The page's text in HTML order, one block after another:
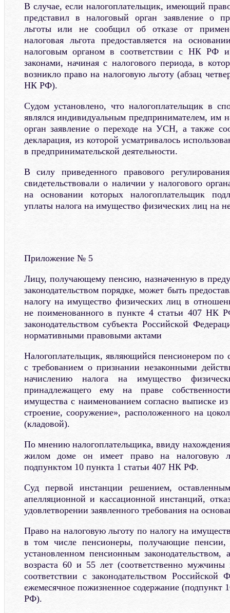
В случае, если налогоплательщик, имеющий
представил в налоговый орган заявление о
льготы или не сообщил об отказе от
налоговая льгота предоставляется на
налоговым органом в соответствии с НК РФ
законами, начиная с налогового периода, в
возникло право на налоговую льготу (абзац
НК РФ).
Судом установлено, что налогоплательщик в
являлся индивидуальным предпринимателем, им
орган заявление о переходе на УСН, а также
декларация, из которой усматривалось
в предпринимательской деятельности.
В силу приведенного правового
свидетельствовали о наличии у налогового
на основании которых налогоплательщик
уплаты налога на имущество физических лиц на
Приложение № 5
Лицу, получающему пенсию, назначенную в
законодательством порядке, может быть
налогу на имущество физических лиц в
не поименованного в пункте 4 статьи 407 НК
законодательством субъекта Российской
нормативными правовыми актами
Налогоплательщик, являющийся пенсионером по
с требованием о признании незаконными
начислению налога на имущество
принадлежащего ему на праве
имущества с наименованием согласно выписке
строение, сооружение», расположенного на
(кладовой).
По мнению налогоплательщика, ввиду
жилом доме он имеет право на налоговую
подпунктом 10 пункта 1 статьи 407 НК РФ.
Суд первой инстанции решением,
апелляционной и кассационной инстанций,
удовлетворении заявленного требования на
Право на налоговую льготу по налогу на
в том числе пенсионеры, получающие пенсии,
установленном пенсионным
возраста 60 и 55 лет (соответственно
соответствии с законодательством Российской
ежемесячное пожизненное содержание (подпункт
РФ).